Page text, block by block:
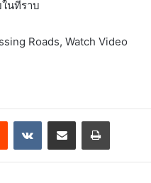
นที่ราบ
Roads, Watch Video
Reddit VKontakteShare via Email Print